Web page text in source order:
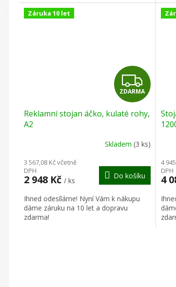
Záruka 10 let
Z
D
A
R
M
A
ZDARMA
Reklamní stojan áčko, kulaté rohy,
A2
Skladem (3 ks)
3 567,08 Kč včetně
DPH
2 948 Kč / ks
Do košíku
Ihned odesíláme! Nyní Vám k nákupu
dáme záruku na 10 let a dopravu
zdarma!
4
DPH
4